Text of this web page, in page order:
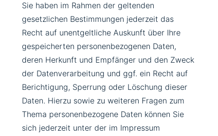
Sie haben im Rahmen der geltenden
gesetzlichen Bestimmungen jederzeit das
Recht auf unentgeltliche Auskunft über Ihre
gespeicherten personenbezogenen Daten,
deren Herkunft und Empfänger und den Zweck
der Datenverarbeitung und ggf. ein Recht auf
Berichtigung, Sperrung oder Löschung dieser
Daten. Hierzu sowie zu weiteren Fragen zum
Thema personenbezogene Daten können Sie
sich jederzeit unter der im Impressum